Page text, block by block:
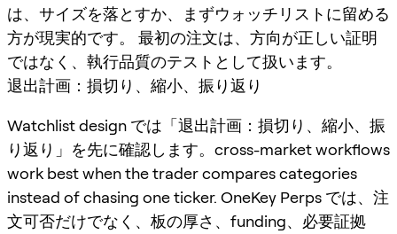
は、サイズを落とすか、まずウォッチリストに留める
方が現実的です。 最初の注文は、方向が正しい証明
ではなく、執行品質のテストとして扱います。
退出計画：損切り、縮小、振り返り
Watchlist design では「退出計画：損切り、縮小、振
り返り」を先に確認します。cross-market workflows
work best when the trader compares categories
instead of chasing one ticker. OneKey Perps では、注
文可否だけでなく、板の厚さ、funding、必要証拠